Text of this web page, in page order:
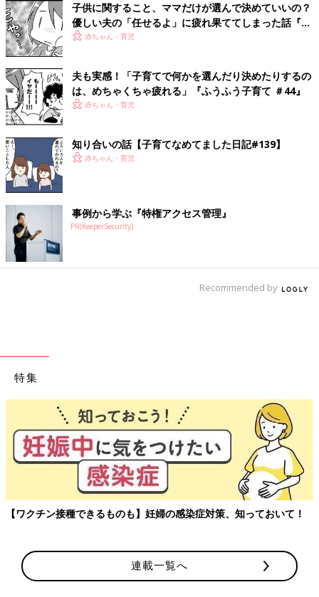
保育園では「女の人の名字が変わる」と聞いていたので、「どう
してうちはパパなの‥？」と混乱させてしまいました。
「話し合って決めるんだよ」と言ったら「話し合っても決まらな
かったら戦うの？」と、なぜか戦いにこだわる娘でした(´ω｀)説
明、難しいですが頑張って伝えていきます。
のトラブルもなく過ごせています。
子供に関すること、ママだけが選んで決めていいの？
優しい夫の「任せるよ」に疲れ果ててしまった話『ふ
うふう子育て ＃43』
赤ちゃん・育児
夫も実感！「子育てで何かを選んだり決めたりするの
は、めちゃくちゃ疲れる」『ふうふう子育て ＃44』
赤ちゃん・育児
知り合いの話【子育てなめてました日記#139】
赤ちゃん・育児
事例から学ぶ『特権アクセス管理』
PR(KeeperSecurity)
Recommended by
特集
も】妊婦の感染症対策、知っておいて！
玉川大学教育学部教授
アルを聞く連載。
連載一覧へ